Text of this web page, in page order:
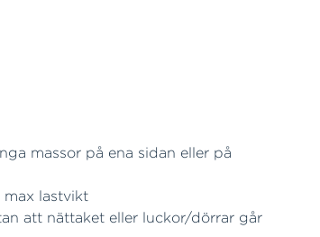
massor på ena sidan eller på
max lastvikt
att nättaket eller luckor/dörrar går